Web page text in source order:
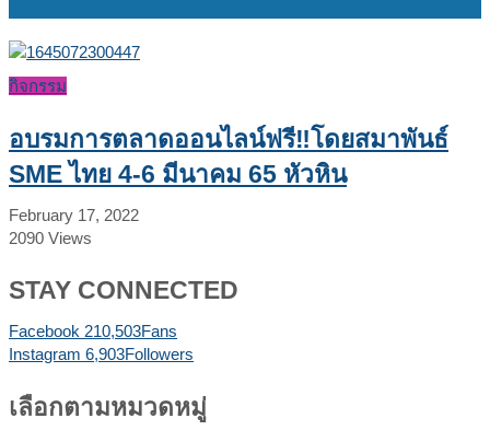
กิจกรรม
อบรมการตลาดออนไลน์ฟรี‼โดยสมาพันธ์
SME ไทย 4-6 มีนาคม 65 หัวหิน
February 17, 2022
2090 Views
STAY CONNECTED
Facebook 210,503Fans
Instagram 6,903Followers
เลือกตามหมวดหมู่